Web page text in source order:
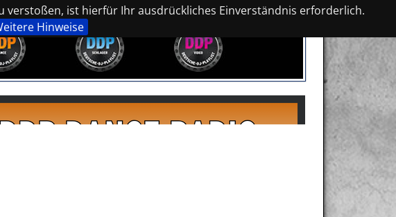
verstoßen, ist hierfür Ihr ausdrückliches Einverständnis erforderlich.
Hinweise